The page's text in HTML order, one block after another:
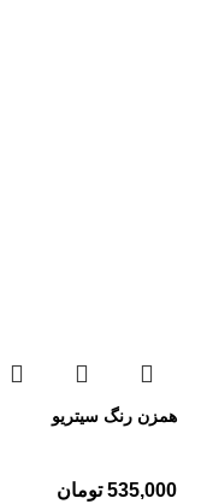
همزن رنگ سیتریو
535,000 تومان